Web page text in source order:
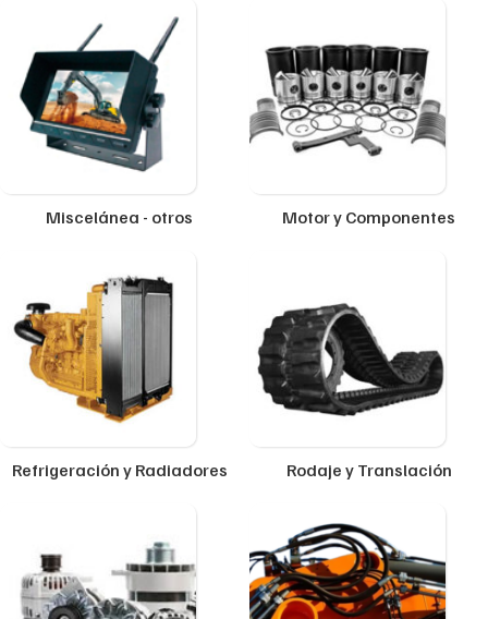
Miscelánea - otros Motor y Componentes
Refrigeración y Radiadores Rodaje y Translación